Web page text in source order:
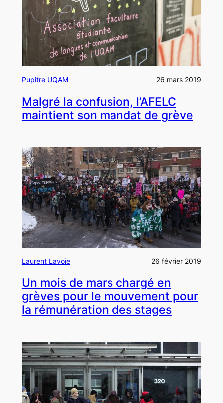
Pupitre UQAM 26 mars 2019
Malgré la confusion, l’AFELC
maintient son mandat de grève
Laurent Lavoie 26 février 2019
Un mois de mars chargé en
grèves pour le mouvement pour
la rémunération des stages